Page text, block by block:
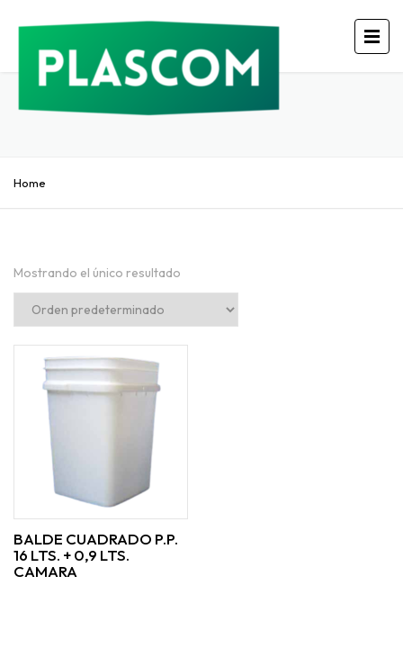
Home
Mostrando el único resultado
BALDE CUADRADO P.P.
16 LTS. + 0,9 LTS.
CAMARA